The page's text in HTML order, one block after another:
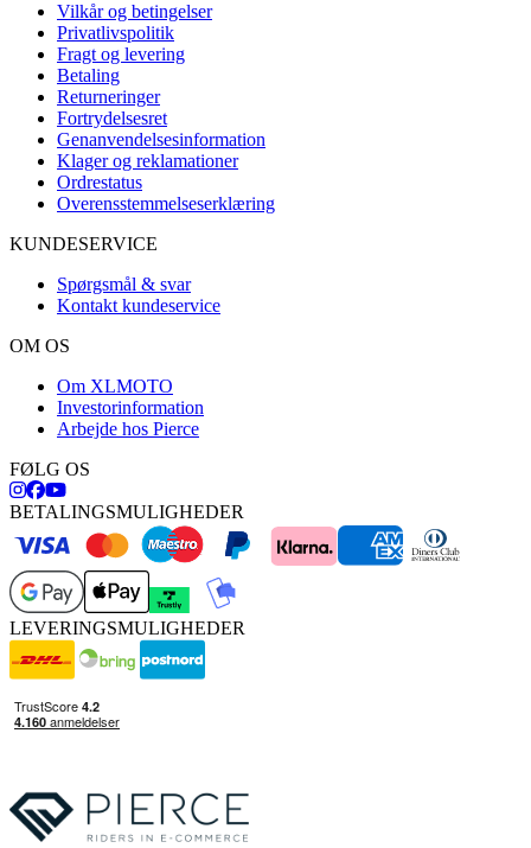
Vilkår og betingelser
Privatlivspolitik
Fragt og levering
Betaling
Returneringer
Fortrydelsesret
Genanvendelsesinformation
Klager og reklamationer
Ordrestatus
Overensstemmelseserklæring
KUNDESERVICE
Spørgsmål & svar
Kontakt kundeservice
OM OS
Om XLMOTO
Investorinformation
Arbejde hos Pierce
FØLG OS
BETALINGSMULIGHEDER
LEVERINGSMULIGHEDER